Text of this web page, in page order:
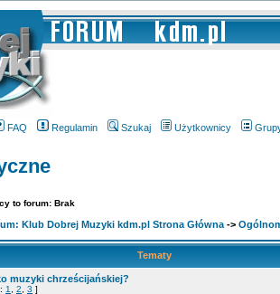
FAQ Regulamin Szukaj Użytkownicy
to forum: Brak
Klub Dobrej Muzyki kdm.pl Strona Główna ->
Tematy
muzyki chrześcijańskiej?
1 2 3 ]